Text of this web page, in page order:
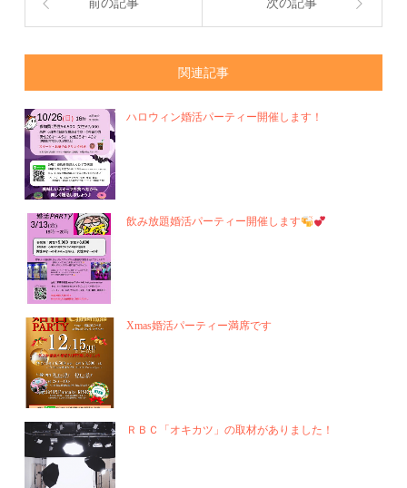
前の記事 次の記事
関連記事
ハロウィン婚活パーティー開催します！
飲み放題婚活パーティー開催します
Xmas婚活パーティー満席です
ＲＢＣ「オキカツ」の取材がありました！